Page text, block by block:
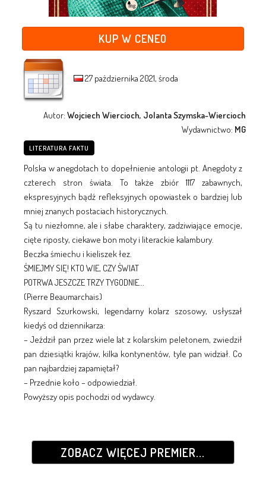
KUP W CENEO
27 października 2021, środa
Autor:Wojciech Wiercioch, Jolanta Szymska-Wiercioch
Wydawnictwo: MG
LITERATURA FAKTU
Polska w anegdotach to dopełnienie antologii pt. Anegdoty z
czterech stron świata. To także zbiór 1117 zabawnych,
ekspresyjnych bądź refleksyjnych opowiastek o bardziej lub
mniej znanych postaciach historycznych.
Są tu niezłomne, ale i słabe charaktery, zadziwiające emocje,
cięte riposty, ciekawe bon moty i literackie kalambury.
Beczka śmiechu i kieliszek łez.
ŚMIEJMY SIĘ! KTO WIE, CZY ŚWIAT
POTRWA JESZCZE TRZY TYGODNIE...
(Pierre Beaumarchais)
Ryszard Szurkowski, legendarny kolarz szosowy, usłyszał
kiedyś od dziennikarza:
– Jeździł pan przez wiele lat z kolarskim peletonem, zwiedził
pan dziesiątki krajów, kilka kontynentów, tyle pan widział. Co
pan najbardziej zapamiętał?
– Przednie koło – odpowiedział.
Powyższy opis pochodzi od wydawcy.
ZOBACZ WIĘCEJ PREMIER...